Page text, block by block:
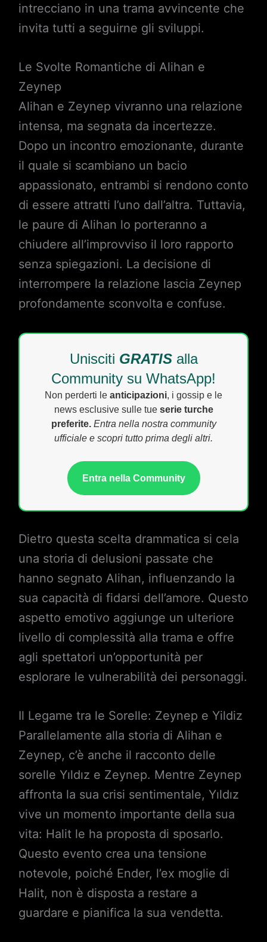
intrecciano in una trama avvincente che
invita tutti a seguirne gli sviluppi.
Le Svolte Romantiche di Alihan e
Zeynep
Alihan e Zeynep vivranno una relazione
intensa, ma segnata da incertezze.
Dopo un incontro emozionante, durante
il quale si scambiano un bacio
appassionato, entrambi si rendono conto
di essere attratti l’uno dall’altra. Tuttavia,
le paure di Alihan lo porteranno a
chiudere all’improvviso il loro rapporto
senza spiegazioni. La decisione di
interrompere la relazione lascia Zeynep
profondamente sconvolta e confuse.
Unisciti GRATISalla
Community su WhatsApp!
Non perderti le anticipazioni, i gossip e le
news esclusive sulle tue serie turche
preferite. Entra nella nostra community
ufficiale e scopri tutto prima degli altri.
Entra nella Community
Dietro questa scelta drammatica si cela
una storia di delusioni passate che
hanno segnato Alihan, influenzando la
sua capacità di fidarsi dell’amore. Questo
aspetto emotivo aggiunge un ulteriore
livello di complessità alla trama e offre
agli spettatori un’opportunità per
esplorare le vulnerabilità dei personaggi.
Il Legame tra le Sorelle: Zeynep e Yildiz
Parallelamente alla storia di Alihan e
Zeynep, c’è anche il racconto delle
sorelle Yıldız e Zeynep. Mentre Zeynep
affronta la sua crisi sentimentale, Yıldız
vive un momento importante della sua
vita: Halit le ha proposta di sposarlo.
Questo evento crea una tensione
notevole, poiché Ender, l’ex moglie di
Halit, non è disposta a restare a
guardare e pianifica la sua vendetta.